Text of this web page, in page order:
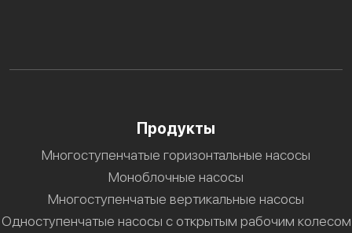
Продукты
Многоступенчатые горизонтальные насосы
Моноблочные насосы
Многоступенчатые вертикальные насосы
Одноступенчатые насосы с открытым рабочим колесом